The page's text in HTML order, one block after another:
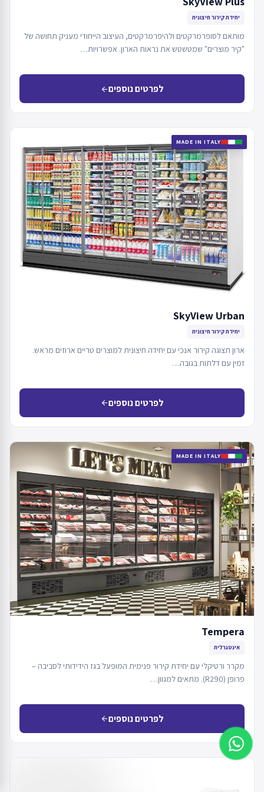
יחידת קירור חיצונית
מותאם לסופרמרקטים ולהיפרמרקטים, העיצוב הייחודי מעניק תחושה של
"קיר מוצרים" שמטשטש את נראות הארון. אפשרויות…
לפרטים נוספיםarrow_back
MADE IN ITALY
SkyView Urban
יחידת קירור חיצונית
ארון תצוגה קירור אנכי עם יחידה חיצונית למוצרים טריים ארוזים מראש.
זמין עם דלתות בגובה…
לפרטים נוספיםarrow_back
MADE IN ITALY
Tempera
אינטגרלית
מקרר ורטיקלי עם יחידת קירור פנימית המופעל בגז הידידותי לסביבה –
פרופן (R290). מתאים למגוון…
לפרטים נוספיםarrow_back